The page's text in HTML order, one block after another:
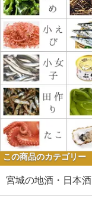
この商品のカテゴリー
宮城の地酒・日本酒